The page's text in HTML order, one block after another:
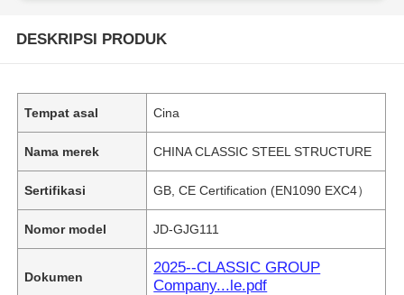
DESKRIPSI PRODUK
Tempat asal Cina
Nama merek CHINA CLASSIC STEEL STRUCTURE
Sertifikasi GB, CE Certification (EN1090 EXC4）
Nomor model JD-GJG111
Dokumen
2025--CLASSIC GROUP
Company...le.pdf